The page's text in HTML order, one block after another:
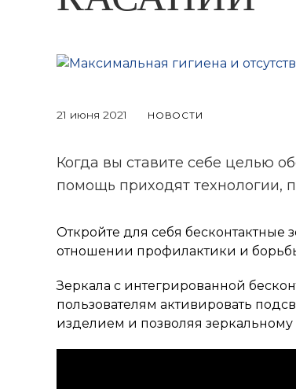
21 июня 2021 НОВОСТИ
Когда вы ставите себе целью
помощь приходят технологии,
Откройте для себя бесконтактные
отношении профилактики и
Зеркала с интегрированной
пользователям активировать
изделием и позволяя зеркальному